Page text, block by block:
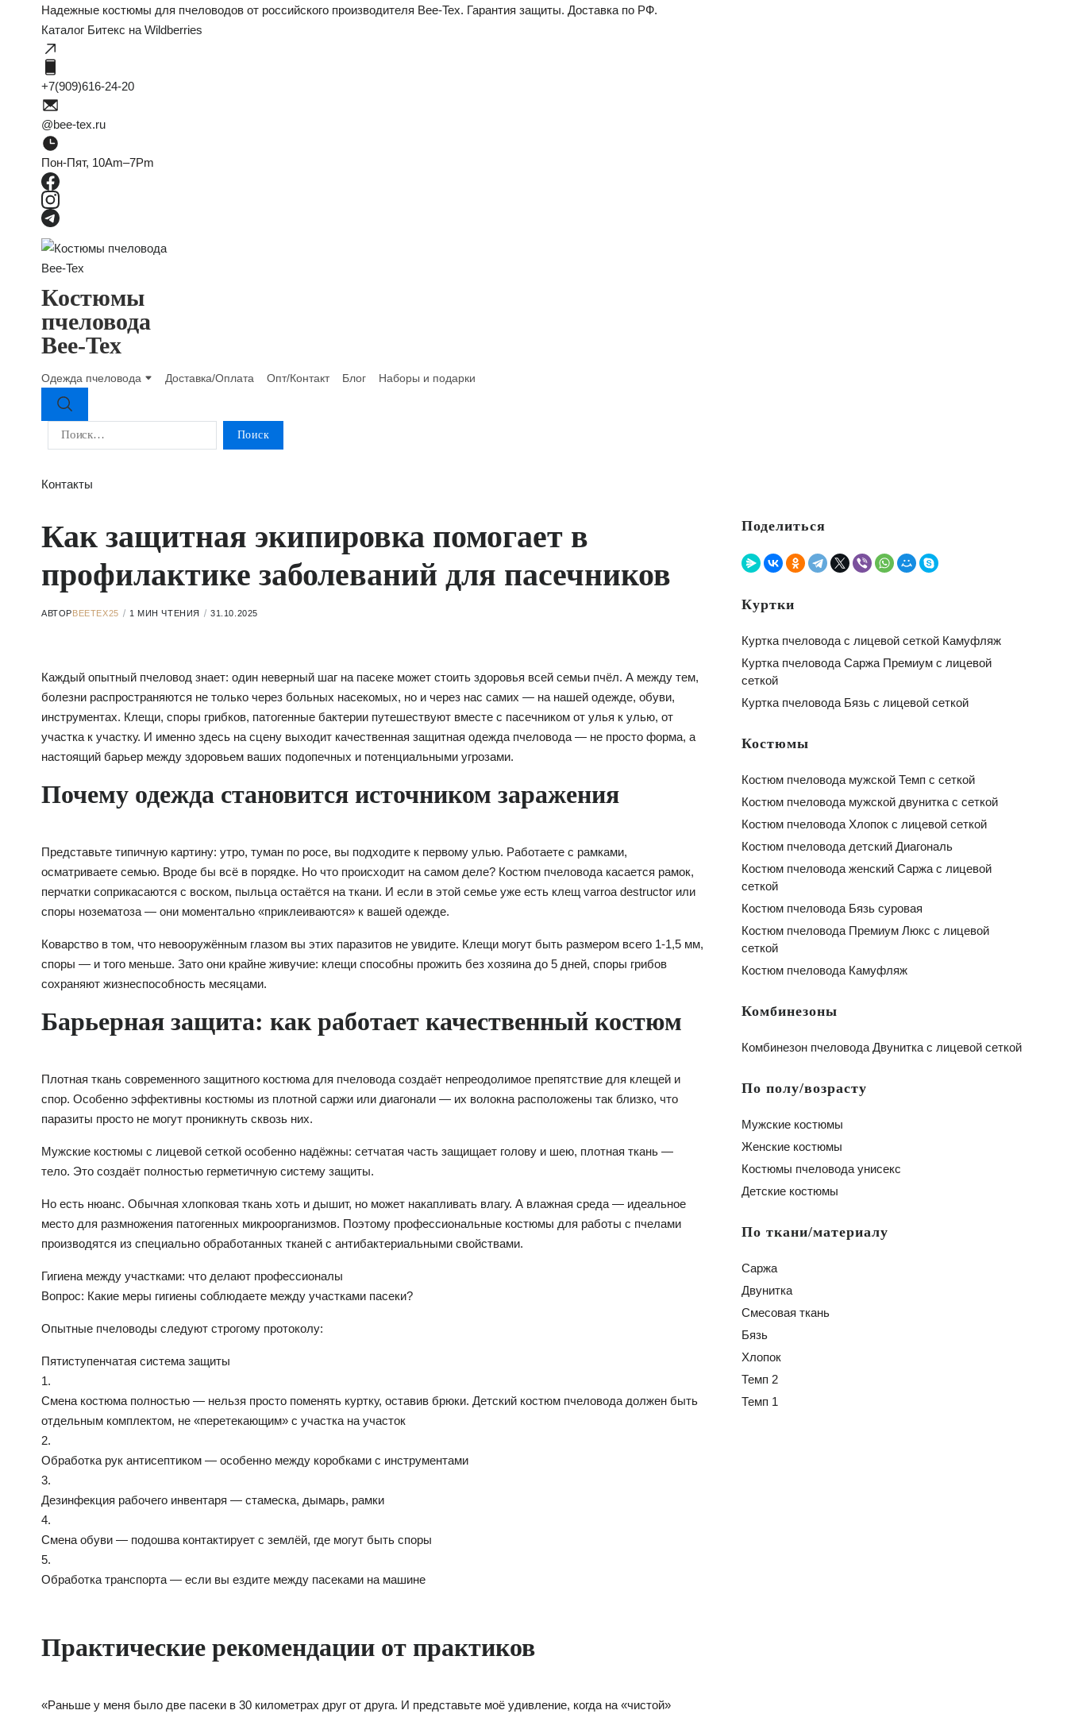
Надежные костюмы для пчеловодов от российского производителя Bee-Tex. Гарантия защиты. Доставка по РФ.
Каталог Битекс на Wildberries
+7(909)616-24-20
@bee-tex.ru
Пон-Пят, 10Am–7Pm
Костюмы
пчеловода
Bee-Tex
Одежда пчеловода Доставка/Оплата Опт/Контакт Блог Наборы и подарки
Контакты
Как защитная экипировка помогает в
профилактике заболеваний для пасечников
АВТОРBEETEX25 1 МИН ЧТЕНИЯ 31.10.2025
Каждый опытный пчеловод знает: один неверный шаг на пасеке может стоить здоровья всей семьи пчёл. А между тем,
болезни распространяются не только через больных насекомых, но и через нас самих — на нашей одежде, обуви,
инструментах. Клещи, споры грибков, патогенные бактерии путешествуют вместе с пасечником от улья к улью, от
участка к участку. И именно здесь на сцену выходит качественная защитная одежда пчеловода — не просто форма, а
настоящий барьер между здоровьем ваших подопечных и потенциальными угрозами.
Почему одежда становится источником заражения
Представьте типичную картину: утро, туман по росе, вы подходите к первому улью. Работаете с рамками,
осматриваете семью. Вроде бы всё в порядке. Но что происходит на самом деле? Костюм пчеловода касается рамок,
перчатки соприкасаются с воском, пыльца остаётся на ткани. И если в этой семье уже есть клещ varroa destructor или
споры нозематоза — они моментально «приклеиваются» к вашей одежде.
Коварство в том, что невооружённым глазом вы этих паразитов не увидите. Клещи могут быть размером всего 1-1,5 мм,
споры — и того меньше. Зато они крайне живучие: клещи способны прожить без хозяина до 5 дней, споры грибов
сохраняют жизнеспособность месяцами.
Барьерная защита: как работает качественный костюм
Плотная ткань современного защитного костюма для пчеловода создаёт непреодолимое препятствие для клещей и
спор. Особенно эффективны костюмы из плотной саржи или диагонали — их волокна расположены так близко, что
паразиты просто не могут проникнуть сквозь них.
Мужские костюмы с лицевой сеткой особенно надёжны: сетчатая часть защищает голову и шею, плотная ткань —
тело. Это создаёт полностью герметичную систему защиты.
Но есть нюанс. Обычная хлопковая ткань хоть и дышит, но может накапливать влагу. А влажная среда — идеальное
место для размножения патогенных микроорганизмов. Поэтому профессиональные костюмы для работы с пчелами
производятся из специально обработанных тканей с антибактериальными свойствами.
Гигиена между участками: что делают профессионалы
Вопрос: Какие меры гигиены соблюдаете между участками пасеки?
Опытные пчеловоды следуют строгому протоколу:
Пятиступенчатая система защиты
1.
Смена костюма полностью — нельзя просто поменять куртку, оставив брюки. Детский костюм пчеловода должен быть
отдельным комплектом, не «перетекающим» с участка на участок
2.
Обработка рук антисептиком — особенно между коробками с инструментами
3.
Дезинфекция рабочего инвентаря — стамеска, дымарь, рамки
4.
Смена обуви — подошва контактирует с землёй, где могут быть споры
5.
Обработка транспорта — если вы ездите между пасеками на машине
Практические рекомендации от практиков
«Раньше у меня было две пасеки в 30 километрах друг от друга. И представьте моё удивление, когда на «чистой»
Поделиться
Куртки
Куртка пчеловода с лицевой сеткой Камуфляж
Куртка пчеловода Саржа Премиум с лицевой
сеткой
Куртка пчеловода Бязь с лицевой сеткой
Костюмы
Костюм пчеловода мужской Темп с сеткой
Костюм пчеловода мужской двунитка с сеткой
Костюм пчеловода Хлопок с лицевой сеткой
Костюм пчеловода детский Диагональ
Костюм пчеловода женский Саржа с лицевой
сеткой
Костюм пчеловода Бязь суровая
Костюм пчеловода Премиум Люкс с лицевой
сеткой
Костюм пчеловода Камуфляж
Комбинезоны
Комбинезон пчеловода Двунитка с лицевой сеткой
По полу/возрасту
Мужские костюмы
Женские костюмы
Костюмы пчеловода унисекс
Детские костюмы
По ткани/материалу
Саржа
Двунитка
Смесовая ткань
Бязь
Хлопок
Темп 2
Темп 1